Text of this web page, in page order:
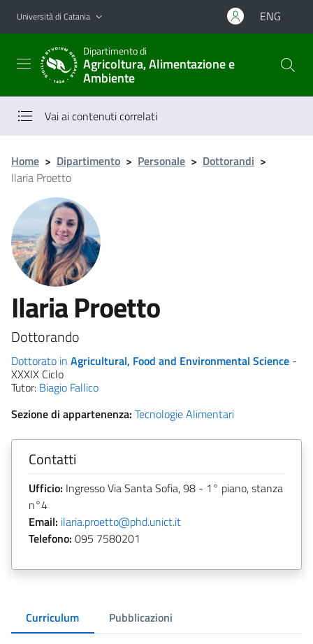
Vai al contenuto principale
Vai al menu di navigazione
Università di Catania ENG
Dipartimento di
Agricoltura, Alimentazione e
Ambiente
Vai ai contenuti correlati
Home > Dipartimento > Personale > Dottorandi >
Ilaria Proetto
Ilaria Proetto
Dottorando
Dottorato in Agricultural, Food and Environmental Science -
XXXIX Ciclo
Tutor: Biagio Fallico
Sezione di appartenenza: Tecnologie Alimentari
Contatti
Ufficio: Ingresso Via Santa Sofia, 98 - 1° piano, stanza
n°4
Email: ilaria.proetto@phd.unict.it
Telefono: 095 7580201
Curriculum Pubblicazioni